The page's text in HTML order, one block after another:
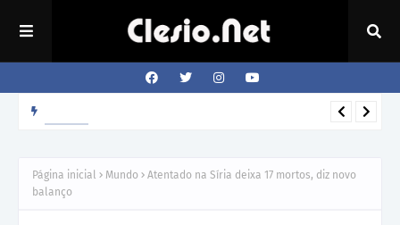
Como o cão sabe a hora que o dono volta para casa?
Página inicial Mundo
Atentado na Síria deixa 17 mortos, diz novo
balanço